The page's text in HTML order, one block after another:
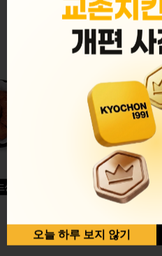
글윙
반반순살[레
오늘 하루 보지 않기